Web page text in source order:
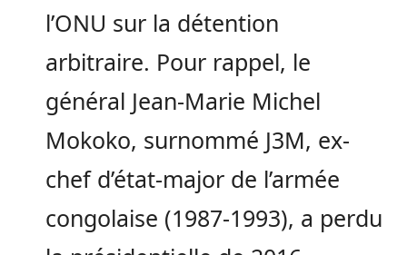
l’ONU sur la détention
arbitraire. Pour rappel, le
général Jean-Marie Michel
Mokoko, surnommé J3M, ex-
chef d’état-major de l’armée
congolaise (1987-1993), a perdu